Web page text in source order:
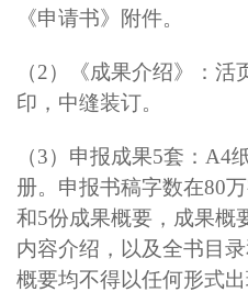
《申请书》附件。
（2）《成果介绍》： 活
印，中缝装订。
（3）申报成果5套： A4
册。申报书稿字数在80
和5份成果概要，成果概
内容介绍，以及全书目录
概要均不得以任何形式